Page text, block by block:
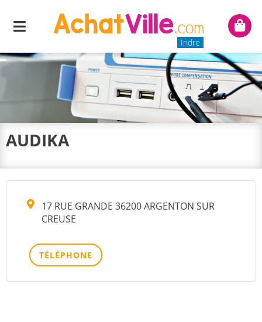
Menu
Indre
Mon
AUDIKA
17 RUE GRANDE 36200 ARGENTON SUR
CREUSE
TÉLÉPHONE